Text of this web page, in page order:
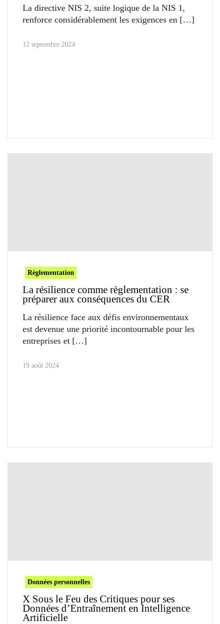
La directive NIS 2, suite logique de la NIS 1,
renforce considérablement les exigences en
12 septembre 2024
Règlementation
La résilience comme règlementation : se
préparer aux conséquences du CER
La résilience face aux défis environnementaux
est devenue une priorité incontournable pour les
entreprises et
19 août 2024
Données personnelles
X Sous le Feu des Critiques pour ses
Données d’Entraînement en Intelligence
Artificielle